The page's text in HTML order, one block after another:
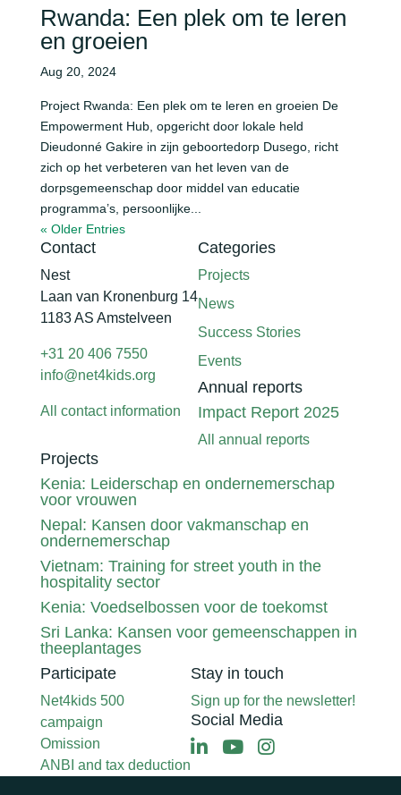
Rwanda: Een plek om te leren
en groeien
Aug 20, 2024
Project Rwanda: Een plek om te leren en groeien De
Empowerment Hub, opgericht door lokale held
Dieudonné Gakire in zijn geboortedorp Dusego, richt
zich op het verbeteren van het leven van de
dorpsgemeenschap door middel van educatie
programma’s, persoonlijke...
« Older Entries
Contact
Nest
Laan van Kronenburg 14
1183 AS Amstelveen
+31 20 406 7550
info@net4kids.org
All contact information
Categories
Projects
News
Success Stories
Events
Annual reports
Impact Report 2025
All annual reports
Projects
Kenia: Leiderschap en ondernemerschap
voor vrouwen
Nepal: Kansen door vakmanschap en
ondernemerschap
Vietnam: Training for street youth in the
hospitality sector
Kenia: Voedselbossen voor de toekomst
Sri Lanka: Kansen voor gemeenschappen in
theeplantages
Participate
Net4kids 500
campaign
Omission
ANBI and tax deduction
Stay in touch
Sign up for the newsletter!
Social Media